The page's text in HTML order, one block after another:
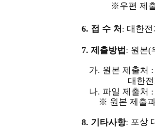
※우편 제
6. 접 수 처 : 대한
7.제출방법 : 원본(
가. 원본 제출처
대한전기
나. 파일 제출처
※ 원본 제출
8. 기타사항: 포상